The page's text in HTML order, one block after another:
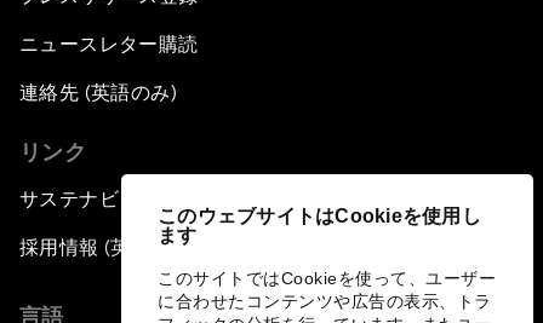
このウェブサイトはCookieを使用し
ます
このサイトではCookieを使って、ユーザー
に合わせたコンテンツや広告の表示、トラ
ニュースレター購読
連絡先 (英語のみ)
リンク
サステナビリティへの取り組み
採用情報 (英語のみ)
言語